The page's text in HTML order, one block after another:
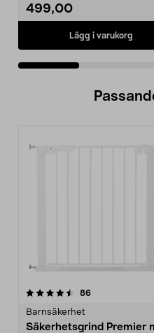
499,00
Lägg i varukorg
86recensioner
Barnsäkerhet
Säkerhetsgrind Premier
4.0av 5 stjärnor